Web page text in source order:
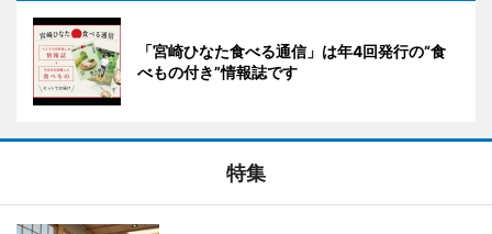
「宮崎ひなた食べる通信」は年4回発行の“食
べもの付き”情報誌です
特集